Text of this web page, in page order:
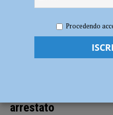
rubare sferra un pugno al vigilante
carabinieri, bloccato e arrestato
Sorpreso a rubare
arrestato
Procedendo